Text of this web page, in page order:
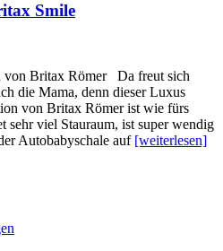
Smile
von Britax Römer Da freut sich
die Mama, denn dieser Luxus
von Britax Römer ist wie fürs
sehr viel Stauraum, ist super wendig
Autobabyschale auf [weiterlesen]